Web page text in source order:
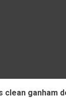
clean ganham